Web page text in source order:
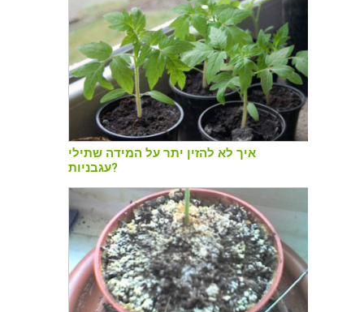
איך לא להזין יתר על המידה שתילי
עגבניות?